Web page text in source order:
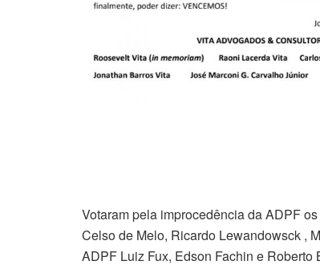
Votaram pela improcedência da ADPF
Celso de Melo, Ricardo Lewandowsck ,
ADPF Luiz Fux, Edson Fachin e Roberto